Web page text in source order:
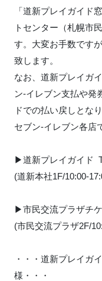
「道新プレイガイド
トセンター（札幌市
す。大変お手数です
致します。
なお、道新プレイガ
ン-イレブン支払や発
ドでの払い戻しとな
セブン-イレブン各店
▶︎道新プレイガイド
(道新本社1F/10:00-
▶︎市民交流プラザチ
(市民交流プラザ2F/
・・・道新プレイガ
様・・・